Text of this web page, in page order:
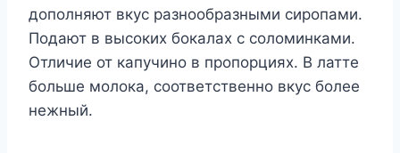
дополняют вкус разнообразными сиропами.
Подают в высоких бокалах с соломинками.
Отличие от капучино в пропорциях. В латте
больше молока, соответственно вкус более
нежный.